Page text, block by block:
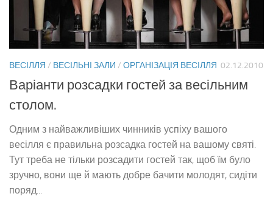
ВЕСІЛЛЯ / ВЕСІЛЬНІ ЗАЛИ / ОРГАНІЗАЦІЯ ВЕСІЛЛЯ 02.12.2010
Варіанти розсадки гостей за весільним
столом.
Одним з найважливіших чинників успіху вашого
весілля є правильна розсадка гостей на вашому святі.
Тут треба не тільки розсадити гостей так, щоб їм було
зручно, вони ще й мають добре бачити молодят, сидіти
поряд...